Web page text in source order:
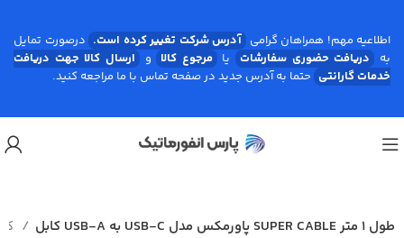
کابل USB-A به USB-C پاورمکس مدل SUPER CABLE طول ۱ متر
اطلاعیه مهم! همراهان گرامی آدرس شرکت تغییر کرده است. درصورت تمایل
به
دریافت حضوری سفارشات یا مرجوع کالا و ارسال کالا جهت دریافت
خدمات گارانتی حتما به آدرس جدید در صفحه تماس با ما مراجعه کنید.